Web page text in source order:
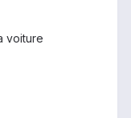
voiture